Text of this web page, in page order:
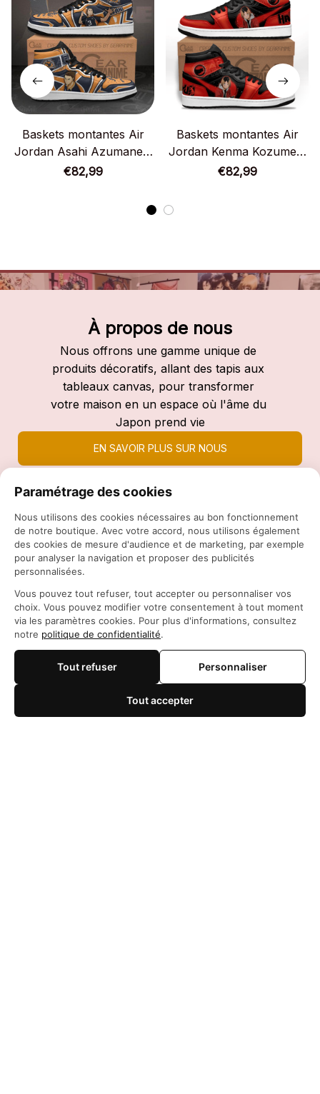
Baskets montantes Air
Jordan Asahi Azumane –
Chaussures montantes
€82,99
Baskets montantes Air
Jordan Kenma Kozume –
Chaussures montantes
€82,99
À propos de nous
Nous offrons une gamme unique de
produits décoratifs, allant des tapis aux
tableaux canvas, pour transformer
votre maison en un espace où l'âme du
Japon prend vie
EN SAVOIR PLUS SUR NOUS
Siège social: 21 Rue des Filles du Calvaire, 75003
Paris, France
WhatsApp: https://wa.me/+84966206648
support@maisonotaku.com
Paramétrage des cookies
Nous utilisons des cookies nécessaires au bon fonctionnement
de notre boutique. Avec votre accord, nous utilisons également
des cookies de mesure d'audience et de marketing, par exemple
pour analyser la navigation et proposer des publicités
personnalisées.
Vous pouvez tout refuser, tout accepter ou personnaliser vos
choix. Vous pouvez modifier votre consentement à tout moment
via les paramètres cookies. Pour plus d'informations, consultez
notre politique de confidentialité.
Tout refuser Personnaliser
Tout accepter